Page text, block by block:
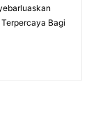
Bagi